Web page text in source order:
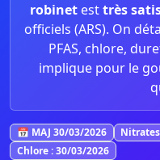
robinetesttrès
officiels (ARS). On
PFAS, chlore,
implique pour le
📅 MAJ 30/03/2026
Chlore : 30/03/2026